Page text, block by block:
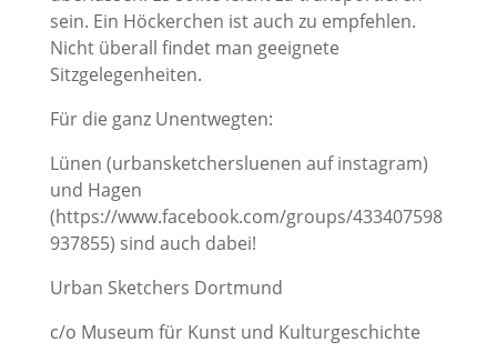
sein. Ein Höckerchen ist auch zu empfehlen.
Nicht überall findet man geeignete
Sitzgelegenheiten.
Für die ganz Unentwegten:
Lünen (urbansketchersluenen auf instagram)
und Hagen
(https://www.facebook.com/groups/433407598
937855) sind auch dabei!
Urban Sketchers Dortmund
c/o Museum für Kunst und Kulturgeschichte